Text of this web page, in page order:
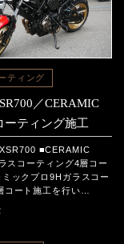
ティング
／CERAMIC
ーティング施工
■CERAMIC
スコーティング4層コー
ミックプロ9Hガラスコー
コート施工を行い…